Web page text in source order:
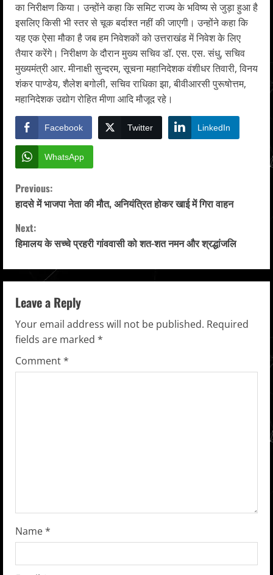
का निरीक्षण किया। उन्होंने कहा कि समिट राज्य के भविष्य से जुड़ा हुआ है
इसलिए किसी भी स्तर से चूक बर्दाश्त नहीं की जाएगी। उन्होंने कहा कि
यह एक ऐसा मौका है जब हम निवेशकों को उत्तराखंड में निवेश के लिए
तैयार करेंगे। निरीक्षण के दौरान मुख्य सचिव डॉ. एस. एस. संधु, सचिव
मुख्यमंत्री आर. मीनाक्षी सुन्दरम, सूचना महानिदेशक वंशीधर तिवारी, विनय
शंकर पाण्डेय, शैलेश बगोली, सचिव राधिका झा, बीवीआरसी पुरूषोत्तम,
महानिदेशक उद्योग रोहित मीणा आदि मौजूद रहे।
Facebook Twitter LinkedIn
WhatsApp
C
o
n
t
i
n
u
e
n
g
Previous:
हादसे में भाजपा नेता की मौत, अनियंत्रित होकर खाई में गिरा वाहन
Next:
हिमालय के सच्चे प्रहरी गांववासी को शत-शत नमन और श्रद्धांजलि
Leave a Reply
Your email address will not be published. Required
fields are marked *
Comment*
Name*